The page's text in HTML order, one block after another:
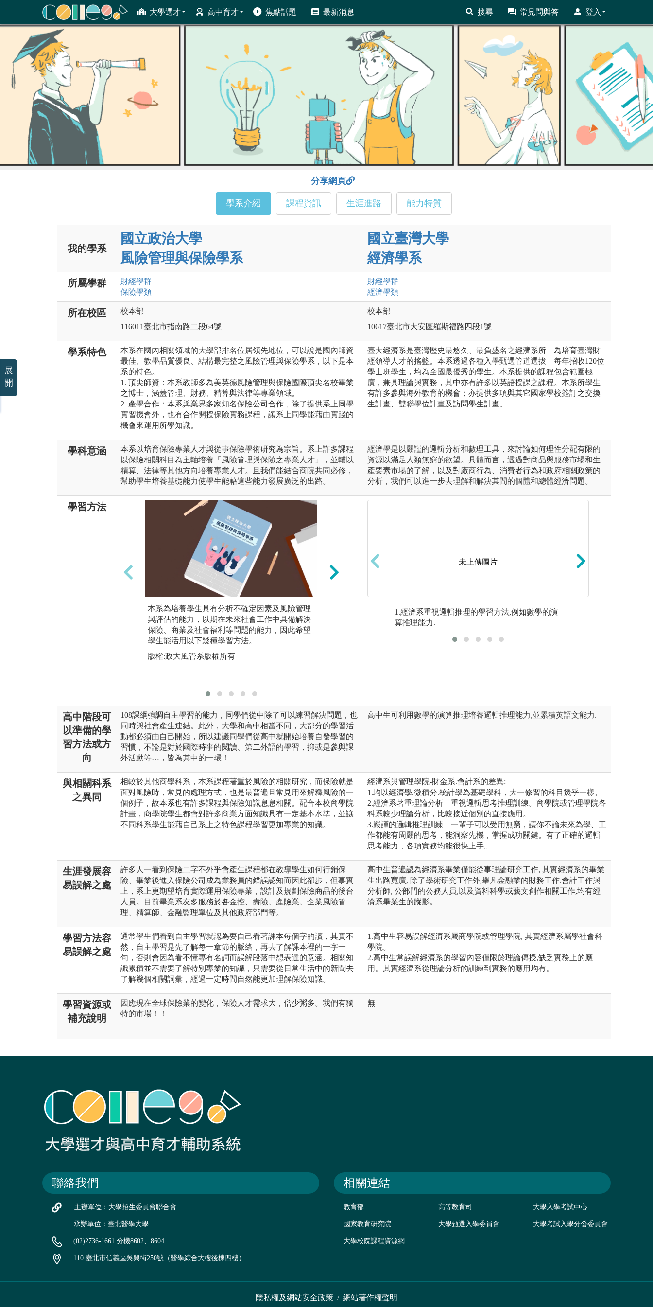
大學選才 高中育才 焦點話題 最新消息 搜尋 常見問與答 登入
ColleGo! 大學選才與高中育才輔助系統
分享網頁
學系介紹 課程資訊 生涯進路 能力特質
我的學系
國立政治大學
風險管理與保險學系
國立臺灣大學
經濟學系
所屬學群 財經學群
保險學類
財經學群
經濟學類
所在校區
校本部
116011臺北市指南路二段64號
校本部
10617臺北市大安區羅斯福路四段1號
學系特色
本系在國內相關領域的大學部排名位居領先地位，可以說是國內師資
最佳、教學品質優良、結構最完整之風險管理與保險學系，以下是本
系的特色。
1. 頂尖師資：本系教師多為美英德風險管理與保險國際頂尖名校畢業
之博士，涵蓋管理、財務、精算與法律等專業領域。
2. 產學合作：本系與業界多家知名保險公司合作，除了提供系上同學
實習機會外，也有合作開授保險實務課程，讓系上同學能藉由實踐的
機會來運用所學知識。
臺大經濟系是臺灣歷史最悠久、最負盛名之經濟系所，為培育臺灣財
經領導人才的搖籃。本系透過各種入學甄選管道選拔，每年招收120位
學士班學生，均為全國最優秀的學生。本系提供的課程包含範圍極
廣，兼具理論與實務，其中亦有許多以英語授課之課程。本系所學生
有許多參與海外教育的機會；亦提供多項與其它國家學校簽訂之交換
生計畫、雙聯學位計畫及訪問學生計畫。
學科意涵
本系以培育保險專業人才與從事保險學術研究為宗旨。系上許多課程
以保險相關科目為主軸培養「風險管理與保險之專業人才」，並輔以
精算、法律等其他方向培養專業人才。且我們能結合商院共同必修，
幫助學生培養基礎能力使學生能藉這些能力發展廣泛的出路。
經濟學是以嚴謹的邏輯分析和數理工具，來討論如何理性分配有限的
資源以滿足人類無窮的欲望。具體而言，透過對商品與服務市場和生
產要素市場的了解，以及對廠商行為、消費者行為和政府相關政策的
分析，我們可以進一步去理解和解決其間的個體和總體經濟問題。
學習方法
本系為培養學生具有分析不確定因素及風險管理
與評估的能力，以期在未來社會工作中具備解決
保險、商業及社會福利等問題的能力，因此希望
學生能活用以下幾種學習方法。
版權:政大風管系版權所有
自主學習：在校內由老師教學引導基礎的理論課
程外，仍須仰賴同學的自主學習，可依照個人的
多加充實、準備未來就業方向，可從系所碩士班
未上傳圖片
1.經濟系重視邏輯推理的學習方法,例如數學的演
算推理能力.
高中階段可
以準備的學
習方法或方
向
108課綱強調自主學習的能力，同學們從中除了可以練習解決問題，也
同時與社會產生連結。此外，大學和高中相當不同，大部分的學習活
動都必須由自己開始，所以建議同學們從高中就開始培養自發學習的
習慣，不論是對於國際時事的閱讀、第二外語的學習，抑或是參與課
外活動等…，皆為其中的一環！
高中生可利用數學的演算推理培養邏輯推理能力,並累積英語文能力.
與相關科系
之異同
相較於其他商學科系，本系課程著重於風險的相關研究，而保險就是
面對風險時，常見的處理方式，也是最普遍且常見用來解釋風險的一
個例子，故本系也有許多課程與保險知識息息相關。配合本校商學院
計畫，商學院學生都會對許多商業方面知識具有一定基本水準，並讓
不同科系學生能藉自己系上之特色課程學習更加專業的知識。
經濟系與管理學院-財金系.會計系的差異:
1.均以經濟學.微積分.統計學為基礎學科，大一修習的科目幾乎一樣。
2.經濟系著重理論分析，重視邏輯思考推理訓練。商學院或管理學院各
科系較少理論分析，比較接近個別的直接應用。
3.嚴謹的邏輯推理訓練，一輩子可以受用無窮，讓你不論未來為學、工
作都能有周嚴的思考，能洞察先機，掌握成功關鍵。有了正確的邏輯
思考能力，各項實務均能很快上手。
生涯發展容
易誤解之處
許多人一看到保險二字不外乎會產生課程都在教導學生如何行銷保
險、畢業後進入保險公司成為業務員的錯誤認知而因此卻步，但事實
上，系上更期望培育實際運用保險專業，設計及規劃保險商品的後台
人員。目前畢業系友多服務於各金控、壽險、產險業、企業風險管
理、精算師、金融監理單位及其他政府部門等。
高中生普遍認為經濟系畢業僅能從事理論研究工作, 其實經濟系的畢業
生出路寬廣, 除了學術研究工作外,舉凡金融業的財務工作.會計工作與
分析師, 公部門的公務人員,以及資料科學或藝文創作相關工作,均有經
濟系畢業生的蹤影。
學習方法容
易誤解之處
通常學生們看到自主學習就認為要自己看著課本每個字的讀，其實不
然，自主學習是先了解每一章節的脈絡，再去了解課本裡的一字一
句，否則會因為看不懂專有名詞而誤解段落中想表達的意涵。相關知
識累積並不需要了解特別專業的知識，只需要從日常生活中的新聞去
了解幾個相關詞彙，經過一定時間自然能更加理解保險知識。
1.高中生容易誤解經濟系屬商學院或管理學院, 其實經濟系屬學社會科
學院。
2.高中生常誤解經濟系的學習內容僅限於理論傳授,缺乏實務上的應
用。其實經濟系從理論分析的訓練到實務的應用均有。
學習資源或
補充說明
因應現在全球保險業的變化，保險人才需求大，僧少粥多。我們有獨
特的市場！！
無
聯絡我們
主辦單位：大學招生委員會聯合會
承辦單位：臺北醫學大學
(02)2736-1661 分機8602、8604
110 臺北市信義區吳興街250號（醫學綜合大樓後棟四樓）
相關連結
教育部 高等教育司 大學入學考試中心
國家教育研究院 大學甄選入學委員會 大學考試入學分發委員會
大學校院課程資源網
隱私權及網站安全政策 / 網站著作權聲明
展
開